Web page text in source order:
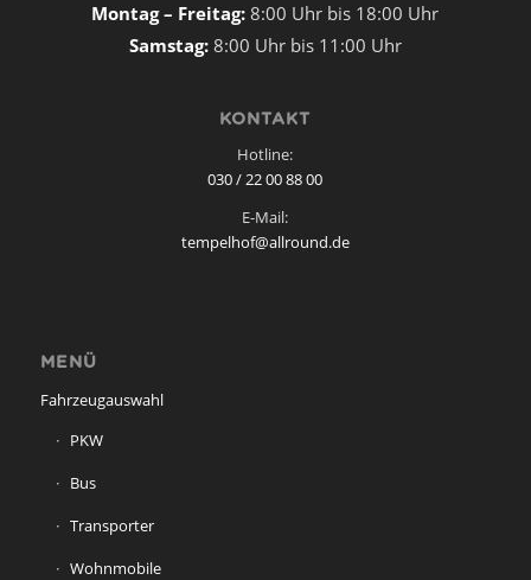
Montag – Freitag:8:00 Uhr bis 18:00 Uhr
Samstag: 8:00 Uhr bis 11:00 Uhr
KONTAKT
Hotline:
030 / 22 00 88 00
E-Mail:
tempelhof@allround.de
MENÜ
Fahrzeugauswahl
PKW
Bus
Transporter
Wohnmobile